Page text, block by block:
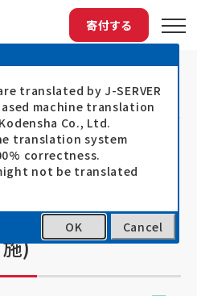
寄付する
】第5回アフリカ開発会議（T...
5回アフリカ開発会議
ポジウム：アフリ
てどうやっている
アフリカでの苦労・
記～(2013/6/2実
施)
translated by J-SERVER
machine translation
Co., Ltd.
translation system
correctness.
not be translated
OK Cancel